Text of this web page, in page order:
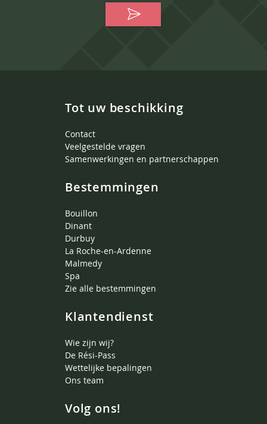
Tot uw beschikking
Contact
Veelgestelde vragen
Samenwerkingen en partnerschappen
Bestemmingen
Bouillon
Dinant
Durbuy
La Roche-en-Ardenne
Malmedy
Spa
Zie alle bestemmingen
Klantendienst
Wie zijn wij?
De Rési-Pass
Wettelijke bepalingen
Ons team
Volg ons!